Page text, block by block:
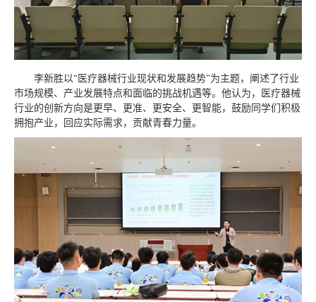
李新胜以“医疗器械行业现状和发展趋势”为主题，阐述了行业
市场规模、产业发展特点和面临的挑战机遇等。他认为，医疗器械
行业的创新方向是更早、更准、更安全、更智能，鼓励同学们积极
拥抱产业，回应实际需求，贡献青春力量。